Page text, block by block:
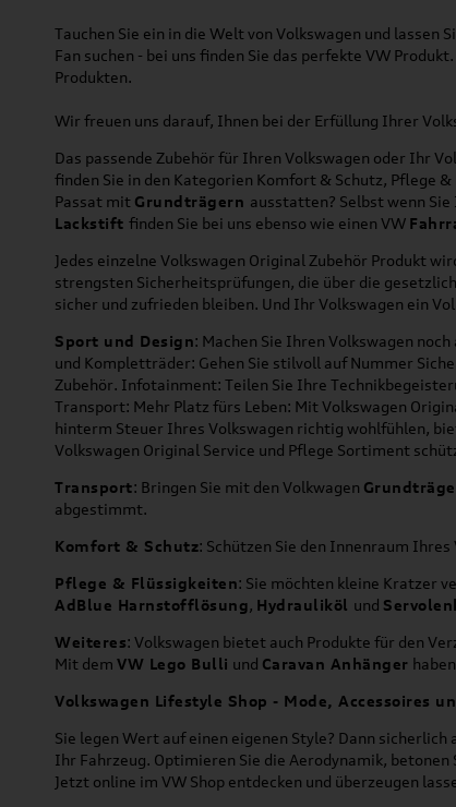
Tauchen Sie ein in die Welt von Volkswagen und
Fan suchen - bei uns finden Sie das perfekte VW
Produkten.
Wir freuen uns darauf, Ihnen bei der Erfüllung Ihrer
Das passende Zubehör für Ihren Volkswagen oder Ihr
finden Sie in den Kategorien Komfort & Schutz, Pflege
Passat mit Grundträgern ausstatten? Selbst wenn
Lackstift finden Sie bei uns ebenso wie einen VW
Jedes einzelne Volkswagen Original Zubehör Produkt
strengsten Sicherheitsprüfungen, die über die
sicher und zufrieden bleiben. Und Ihr Volkswagen ein
Sport und Design: Machen Sie Ihren Volkswagen
und Kompletträder: Gehen Sie stilvoll auf Nummer
Zubehör. Infotainment: Teilen Sie Ihre
Transport: Mehr Platz fürs Leben: Mit Volkswagen
hinterm Steuer Ihres Volkswagen richtig wohlfühlen,
Volkswagen Original Service und Pflege Sortiment
Transport: Bringen Sie mit den Volkwagen
abgestimmt.
Komfort & Schutz: Schützen Sie den Innenraum
Pflege & Flüssigkeiten: Sie möchten kleine Kratzer
AdBlue Harnstofflösung, Hydrauliköl und
Weiteres: Volkswagen bietet auch Produkte für den
Mit dem VW Lego Bulli und Caravan Anhänger
Volkswagen Lifestyle Shop - Mode, Accessoires
Sie legen Wert auf einen eigenen Style? Dann
Ihr Fahrzeug. Optimieren Sie die Aerodynamik,
Jetzt online im VW Shop entdecken und überzeugen